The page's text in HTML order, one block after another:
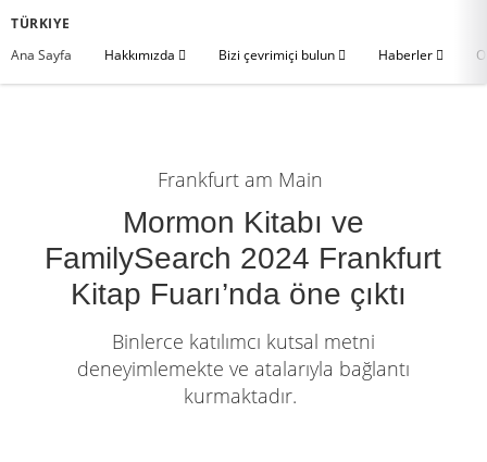
TÜRKIYE
Ana Sayfa
Hakkımızda Bizi çevrimiçi bulun Haberler
Frankfurt am Main
Mormon Kitabı ve
FamilySearch 2024 Frankfurt
Kitap Fuarı’nda öne çıktı
Binlerce katılımcı kutsal metni
deneyimlemekte ve atalarıyla bağlantı
kurmaktadır.